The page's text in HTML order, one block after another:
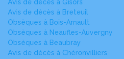
Avis de décès à Gisors
Avis de décès à Breteuil
Obsèques à Bois-Arnault
Obsèques à Neaufles-Auvergny
Obsèques à Beaubray
Avis de décès à Chéronvilliers